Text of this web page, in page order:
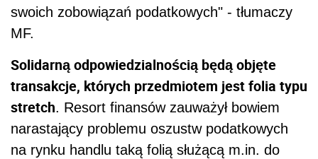
swoich zobowiązań podatkowych" - tłumaczy
MF.
Solidarną odpowiedzialnością będą objęte
transakcje, których przedmiotem jest folia typu
stretch. Resort finansów zauważył bowiem
narastający problemu oszustw podatkowych
na rynku handlu taką folią służącą m.in. do